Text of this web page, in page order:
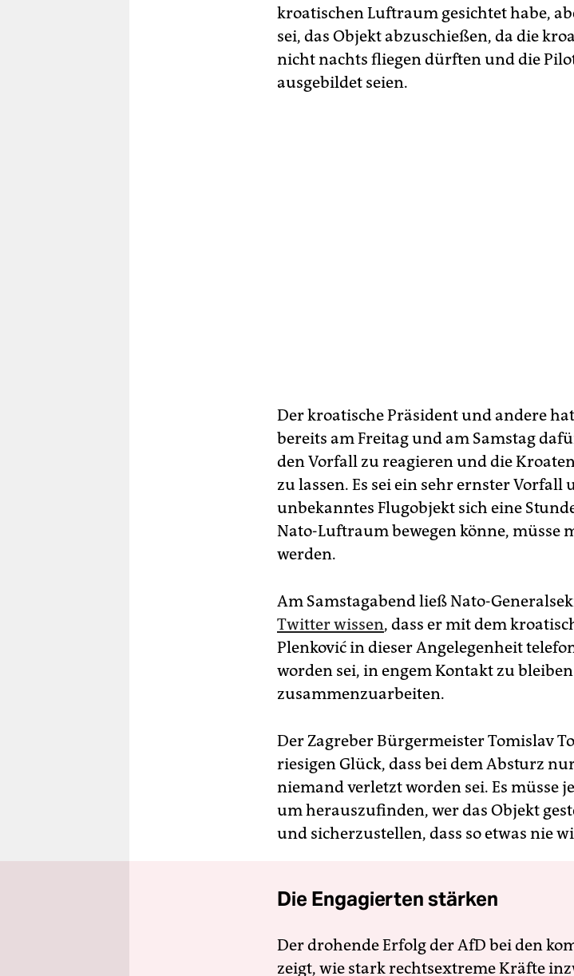
kroatischen Luftraum gesichtet habe,
sei, das Objekt abzuschießen, da die
nicht nachts fliegen dürften und die
ausgebildet seien.
Der kroatische Präsident und andere
bereits am Freitag und am Samstag
den Vorfall zu reagieren und die
zu lassen. Es sei ein sehr ernster Vorfall
unbekanntes Flugobjekt sich eine
Nato-Luftraum bewegen könne,
werden.
Am Samstagabend ließ Nato-
Twitter wissen, dass er mit dem
Plenković in dieser Angelegenheit
worden sei, in engem Kontakt zu
zusammenzuarbeiten.
Der Zagreber Bürgermeister Tomislav
riesigen Glück, dass bei dem Absturz
niemand verletzt worden sei. Es müsse
um herauszufinden, wer das Objekt
und sicherzustellen, dass so etwas nie
Die Engagierten stärken
Der drohende Erfolg der AfD bei den
zeigt, wie stark rechtsextreme Kräfte